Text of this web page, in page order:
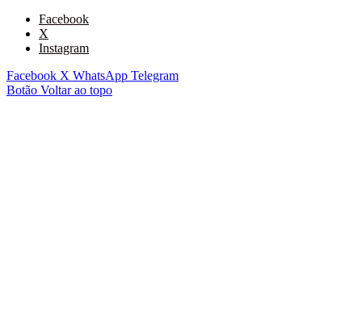
Facebook
X
Instagram
Facebook X WhatsApp Telegram
Botão Voltar ao topo